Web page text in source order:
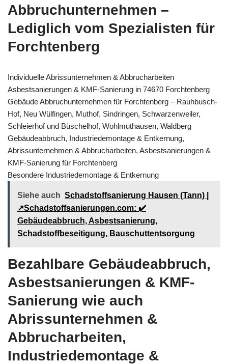
Abbruchunternehmen –
Lediglich vom Spezialisten für
Forchtenberg
Individuelle Abrissunternehmen & Abbrucharbeiten
Asbestsanierungen & KMF-Sanierung in 74670 Forchtenberg
Gebäude Abbruchunternehmen für Forchtenberg – Rauhbusch-
Hof, Neu Wülfingen, Muthof, Sindringen, Schwarzenweiler,
Schleierhof und Büschelhof, Wohlmuthausen, Waldberg
Gebäudeabbruch, Industriedemontage & Entkernung,
Abrissunternehmen & Abbrucharbeiten, Asbestsanierungen &
KMF-Sanierung für Forchtenberg
Besondere Industriedemontage & Entkernung
Siehe auch Schadstoffsanierung Hausen (Tann) |
↗️Schadstoffsanierungen.com: ✔️
Gebäudeabbruch, Asbestsanierung,
Schadstoffbeseitigung, Bauschuttentsorgung
Bezahlbare Gebäudeabbruch,
Asbestsanierungen & KMF-
Sanierung wie auch
Abrissunternehmen &
Abbrucharbeiten,
Industriedemontage &